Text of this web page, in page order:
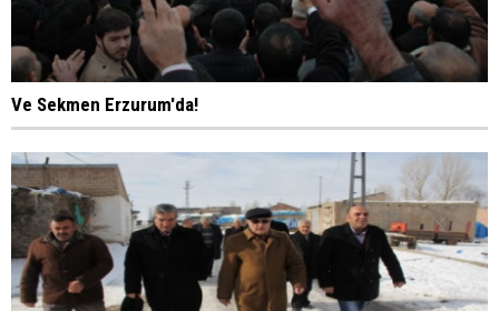
Ve Sekmen Erzurum'da!